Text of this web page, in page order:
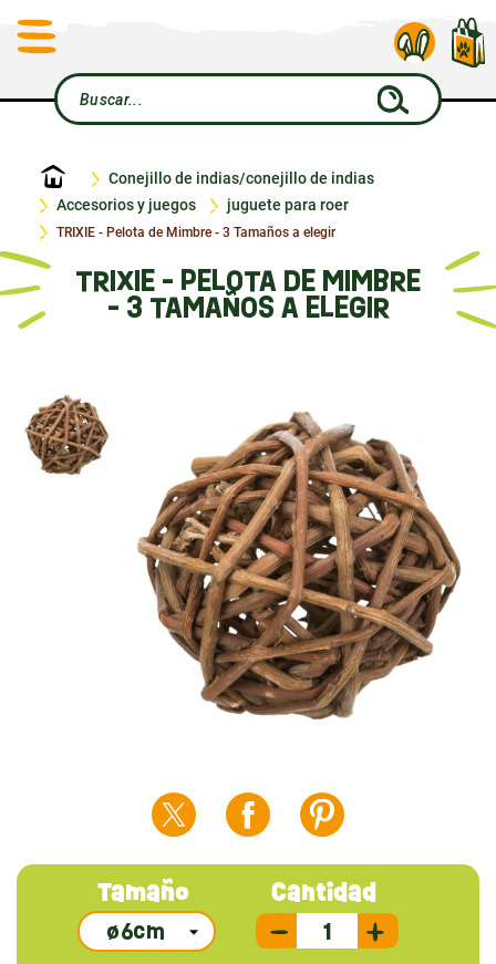
Inicio
Conejillo de indias/conejillo de indias
Accesorios y juegos
juguete para roer
TRIXIE - Pelota de Mimbre - 3 Tamaños a elegir
TRIXIE - PELOTA DE MIMBRE
- 3 TAMAÑOS A ELEGIR
Cantidad
Tamaño